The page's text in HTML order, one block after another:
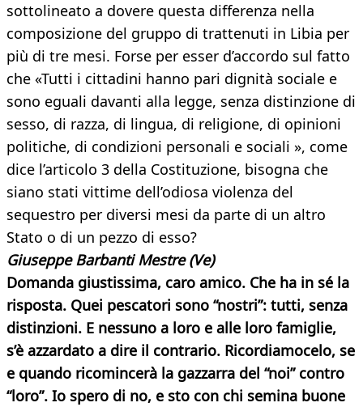
sottolineato a dovere questa differenza nella
composizione del gruppo di trattenuti in Libia per
più di tre mesi. Forse per esser d’accordo sul fatto
che «Tutti i cittadini hanno pari dignità sociale e
sono eguali davanti alla legge, senza distinzione di
sesso, di razza, di lingua, di religione, di opinioni
politiche, di condizioni personali e sociali », come
dice l’articolo 3 della Costituzione, bisogna che
siano stati vittime dell’odiosa violenza del
sequestro per diversi mesi da parte di un altro
Stato o di un pezzo di esso?
Giuseppe Barbanti Mestre (Ve)
Domanda giustissima, caro amico. Che ha in sé la
risposta. Quei pescatori sono “nostri”: tutti, senza
distinzioni. E nessuno a loro e alle loro famiglie,
s’è azzardato a dire il contrario. Ricordiamocelo, se
e quando ricomincerà la gazzarra del “noi” contro
“loro”. Io spero di no, e sto con chi semina buone